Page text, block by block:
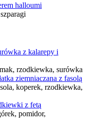
halloumi
z kalarepy i
rzodkiewka, surówka
ziemniaczana z fasolą
koperek, rzodkiewka,
z fetą
pomidor,